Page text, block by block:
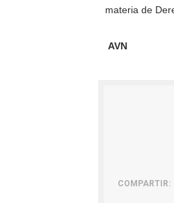
materia de
AVN
COMPARTIR: